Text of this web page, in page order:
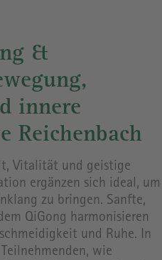
&
innere
Reichenbach
Vitalität und geistige
ergänzen sich ideal, um
zu bringen. Sanfte,
QiGong harmonisieren
und Ruhe. In
wie